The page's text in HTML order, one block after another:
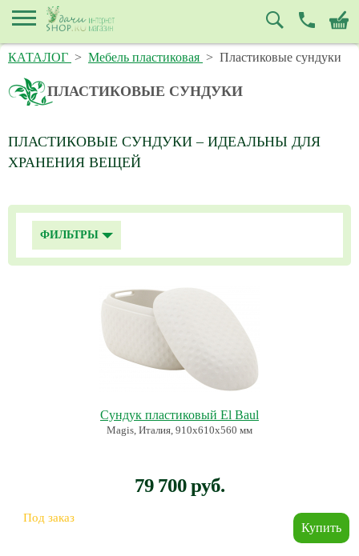
КАТАЛОГ > Мебель пластиковая > Пластиковые сундуки
ПЛАСТИКОВЫЕ СУНДУКИ
ПЛАСТИКОВЫЕ СУНДУКИ – ИДЕАЛЬНЫ ДЛЯ
ХРАНЕНИЯ ВЕЩЕЙ
ФИЛЬТРЫ
Сундук пластиковый El Baul
Magis, Италия, 910х610х560 мм
79 700 руб.
Под заказ